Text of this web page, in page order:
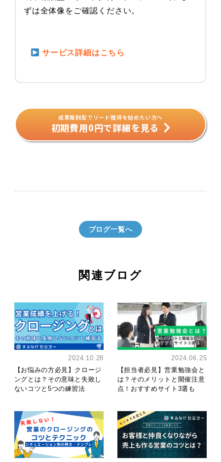
ずは全体像をご確認ください。
サービス詳細はこちら
成果報酬型でリード獲得を始めたい方へ
初期費用0円で詳細を見る
ブログ一覧へ
関連ブログ
2024.10.28
【お悩みの方必見】クロージ
ングとは？その意味と失敗し
ないコツと5つの練習法
2024.06.25
【担当者必見】営業勉強会と
は？そのメリットと開催注意
点！おすすめサイト3選も